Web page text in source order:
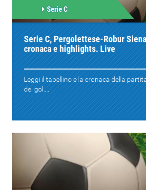
Serie C
Serie C, Pergolettese-Robur
cronaca e highlights. Live
Leggi il tabellino e la cronaca della
dei gol....